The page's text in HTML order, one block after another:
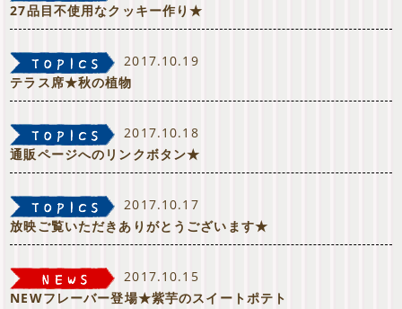
27品目不使用なクッキー作り★
2017.10.19
テラス席★秋の植物
2017.10.18
通販ページへのリンクボタン★
2017.10.17
放映ご覧いただきありがとうございます★
2017.10.15
NEWフレーバー登場★紫芋のスイートポテト